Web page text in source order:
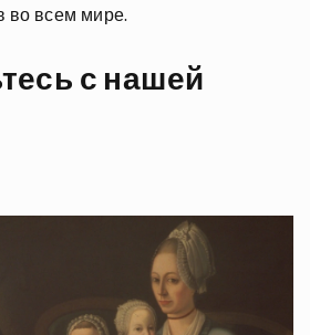
во всем мире.
с нашей